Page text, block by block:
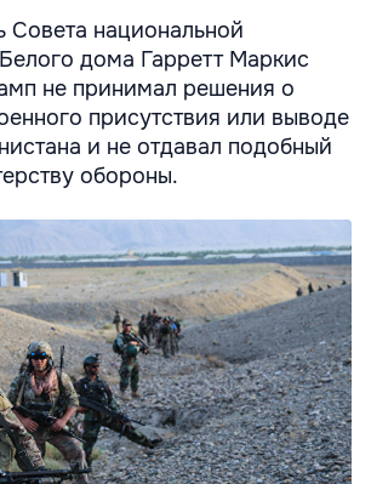
Совета национальной
дома Гарретт Маркис
не принимал решения о
присутствия или выводе
и не отдавал подобный
обороны.